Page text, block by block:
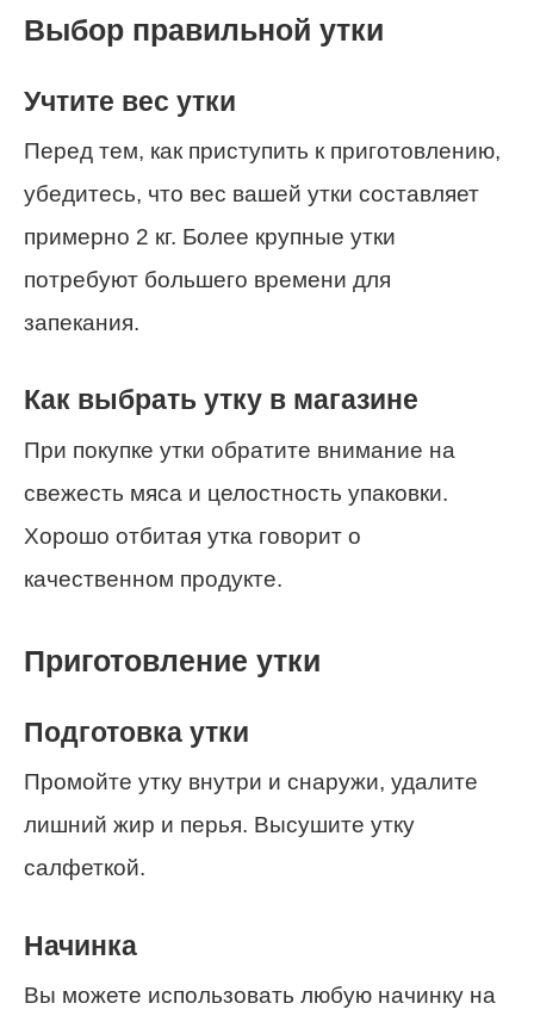
Выбор правильной утки
Учтите вес утки
Перед тем, как приступить к приготовлению,
убедитесь, что вес вашей утки составляет
примерно 2 кг. Более крупные утки
потребуют большего времени для
запекания.
Как выбрать утку в магазине
При покупке утки обратите внимание на
свежесть мяса и целостность упаковки.
Хорошо отбитая утка говорит о
качественном продукте.
Приготовление утки
Подготовка утки
Промойте утку внутри и снаружи, удалите
лишний жир и перья. Высушите утку
салфеткой.
Начинка
Вы можете использовать любую начинку на